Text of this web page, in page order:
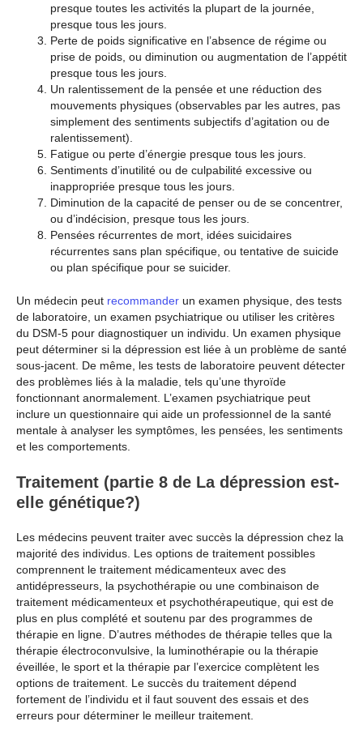
presque toutes les activités la plupart de la journée,
presque tous les jours.
Perte de poids significative en l’absence de régime ou
prise de poids, ou diminution ou augmentation de l’appétit
presque tous les jours.
Un ralentissement de la pensée et une réduction des
mouvements physiques (observables par les autres, pas
simplement des sentiments subjectifs d’agitation ou de
ralentissement).
Fatigue ou perte d’énergie presque tous les jours.
Sentiments d’inutilité ou de culpabilité excessive ou
inappropriée presque tous les jours.
Diminution de la capacité de penser ou de se concentrer,
ou d’indécision, presque tous les jours.
Pensées récurrentes de mort, idées suicidaires
récurrentes sans plan spécifique, ou tentative de suicide
ou plan spécifique pour se suicider.
Un médecin peut recommander un examen physique, des tests
de laboratoire, un examen psychiatrique ou utiliser les critères
du DSM-5 pour diagnostiquer un individu. Un examen physique
peut déterminer si la dépression est liée à un problème de santé
sous-jacent. De même, les tests de laboratoire peuvent détecter
des problèmes liés à la maladie, tels qu’une thyroïde
fonctionnant anormalement. L’examen psychiatrique peut
inclure un questionnaire qui aide un professionnel de la santé
mentale à analyser les symptômes, les pensées, les sentiments
et les comportements.
Traitement (partie 8 de La dépression est-
elle génétique?)
Les médecins peuvent traiter avec succès la dépression chez la
majorité des individus. Les options de traitement possibles
comprennent le traitement médicamenteux avec des
antidépresseurs, la psychothérapie ou une combinaison de
traitement médicamenteux et psychothérapeutique, qui est de
plus en plus complété et soutenu par des programmes de
thérapie en ligne. D’autres méthodes de thérapie telles que la
thérapie électroconvulsive, la luminothérapie ou la thérapie
éveillée, le sport et la thérapie par l’exercice complètent les
options de traitement. Le succès du traitement dépend
fortement de l’individu et il faut souvent des essais et des
erreurs pour déterminer le meilleur traitement.